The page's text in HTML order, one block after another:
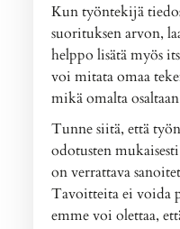
Kun työntekijä
suorituksen arvon,
helppo lisätä myös
voi mitata omaa
mikä omalta
Tunne siitä, että
odotusten
on verrattava
Tavoitteita ei voida
emme voi olettaa,